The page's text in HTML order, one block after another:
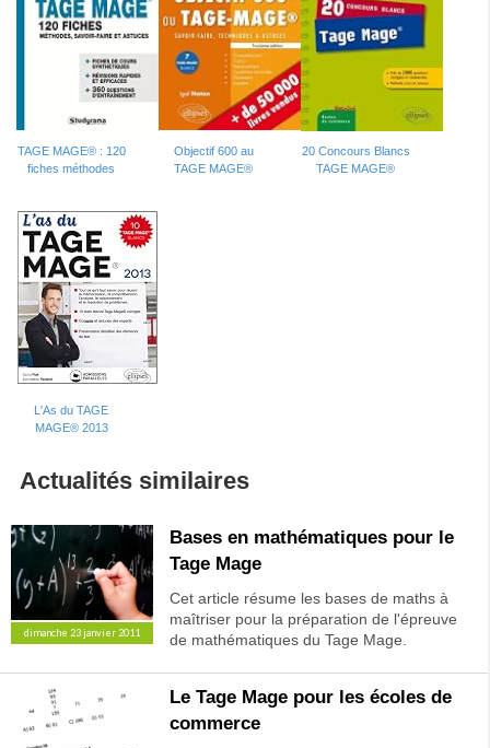
TAGE MAGE® : 120
fiches méthodes
Objectif 600 au
TAGE MAGE®
20 Concours Blancs
TAGE MAGE®
L'As du TAGE
MAGE® 2013
Actualités similaires
dimanche 23 janvier 2011
Bases en mathématiques pour le
Tage Mage
Cet article résume les bases de maths à
maîtriser pour la préparation de l'épreuve
de mathématiques du Tage Mage.
Le Tage Mage pour les écoles de
commerce